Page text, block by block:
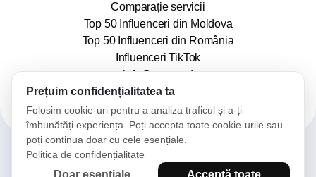
Comparație servicii
Top 50 Influenceri din Moldova
Top 50 Influenceri din România
Influenceri TikTok
info@stars.md
2025© Stars. Toate drepturile rezervate.
Prețuim confidențialitatea ta
Folosim cookie-uri pentru a analiza traficul și a-ți
îmbunătăți experiența. Poți accepta toate cookie-urile sau
poți continua doar cu cele esențiale.
Politica de confidențialitate